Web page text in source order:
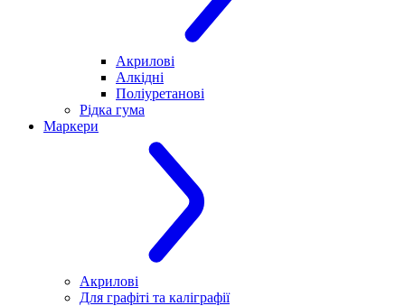
Акрилові
Алкідні
Поліуретанові
Рідка гума
Маркери
Акрилові
Для графіті та каліграфії